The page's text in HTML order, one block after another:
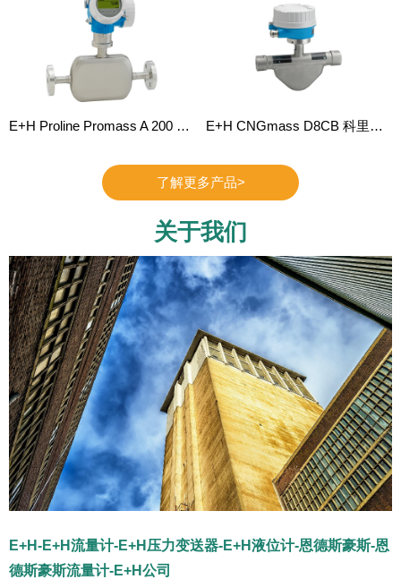
E+H Proline Promass A 200 科里奥利质量流量计 E+H CNGmass D8CB 科里奥利质量流量计
了解更多产品>
关于我们
E+H-E+H流量计-E+H压力变送器-E+H液位计-恩德斯豪斯-恩
德斯豪斯流量计-E+H公司